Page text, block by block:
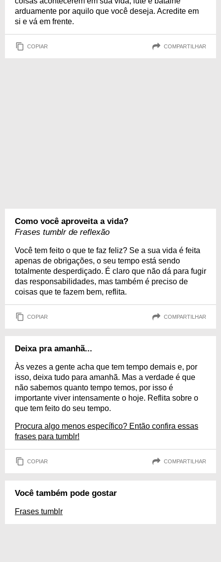
arduamente por aquilo que você deseja. Acredite em
si e vá em frente.
COPIAR COMPARTILHAR
Como você aproveita a vida?
Frases tumblr de reflexão
Você tem feito o que te faz feliz? Se a sua vida é feita
apenas de obrigações, o seu tempo está sendo
totalmente desperdiçado. É claro que não dá para fugir
das responsabilidades, mas também é preciso de
coisas que te fazem bem, reflita.
COPIAR COMPARTILHAR
Deixa pra amanhã...
Às vezes a gente acha que tem tempo demais e, por
isso, deixa tudo para amanhã. Mas a verdade é que
não sabemos quanto tempo temos, por isso é
importante viver intensamente o hoje. Reflita sobre o
que tem feito do seu tempo.
Procura algo menos específico? Então confira essas
frases para tumblr!
COPIAR COMPARTILHAR
Você também pode gostar
Frases tumblr